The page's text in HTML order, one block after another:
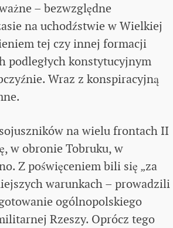
– bezwzględne
na uchodźstwie w Wielkiej
tej czy innej formacji
podległych konstytucyjnym
Wraz z konspiracyjną
na wielu frontach II
w obronie Tobruku, w
Z poświęceniem bili się „za
warunkach – prowadzili
ogólnopolskiego
Rzeszy. Oprócz tego